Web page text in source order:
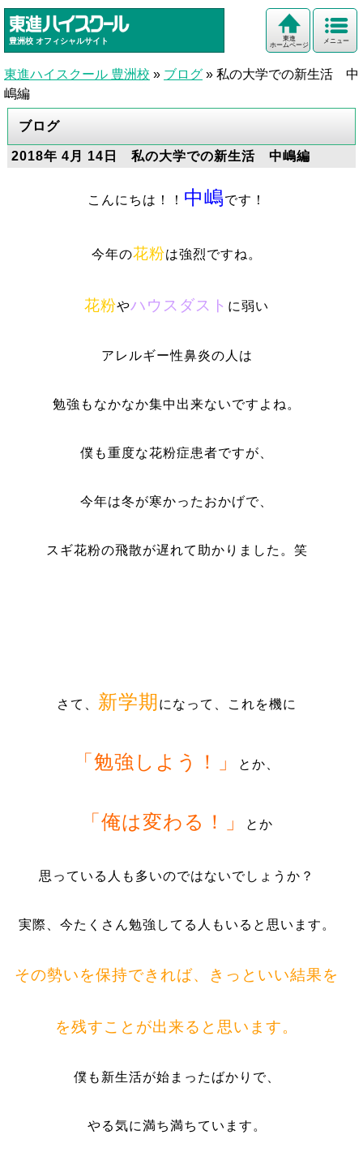
豊洲校 オフィシャルサイト メニュー
東進
ホームページ
東進ハイスクール 豊洲校 » ブログ » 私の大学での新生活 中
嶋編
ブログ
2018年 4月 14日 私の大学での新生活 中嶋編
こんにちは！！ 中嶋です！
今年の花粉は強烈ですね。
花粉やハウスダスト に弱い
アレルギー性鼻炎の人は
勉強もなかなか集中出来ないですよね。
僕も重度な花粉症患者ですが、
今年は冬が寒かったおかげで、
スギ花粉の飛散が遅れて助かりました。笑
さて、 新学期 になって、これを機に
「勉強しよう！」 とか、
「俺は変わる！」 とか
思っている人も多いのではないでしょうか？
実際、今たくさん勉強してる人もいると思います。
その勢いを保持できれば、きっといい結果を
を残すことが出来ると思います。
僕も新生活が始まったばかりで、
やる気に満ち満ちています。